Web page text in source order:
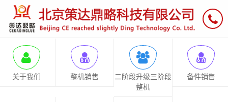
关于我们 整机销售
二阶段升级三阶段
整机
备件销售